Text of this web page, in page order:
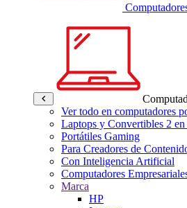
Ver todo en computadores
Laptops y Convertibles 2 en
Portátiles Gaming
Para Creadores de
Con Inteligencia Artificial
Computadores
Marca
HP